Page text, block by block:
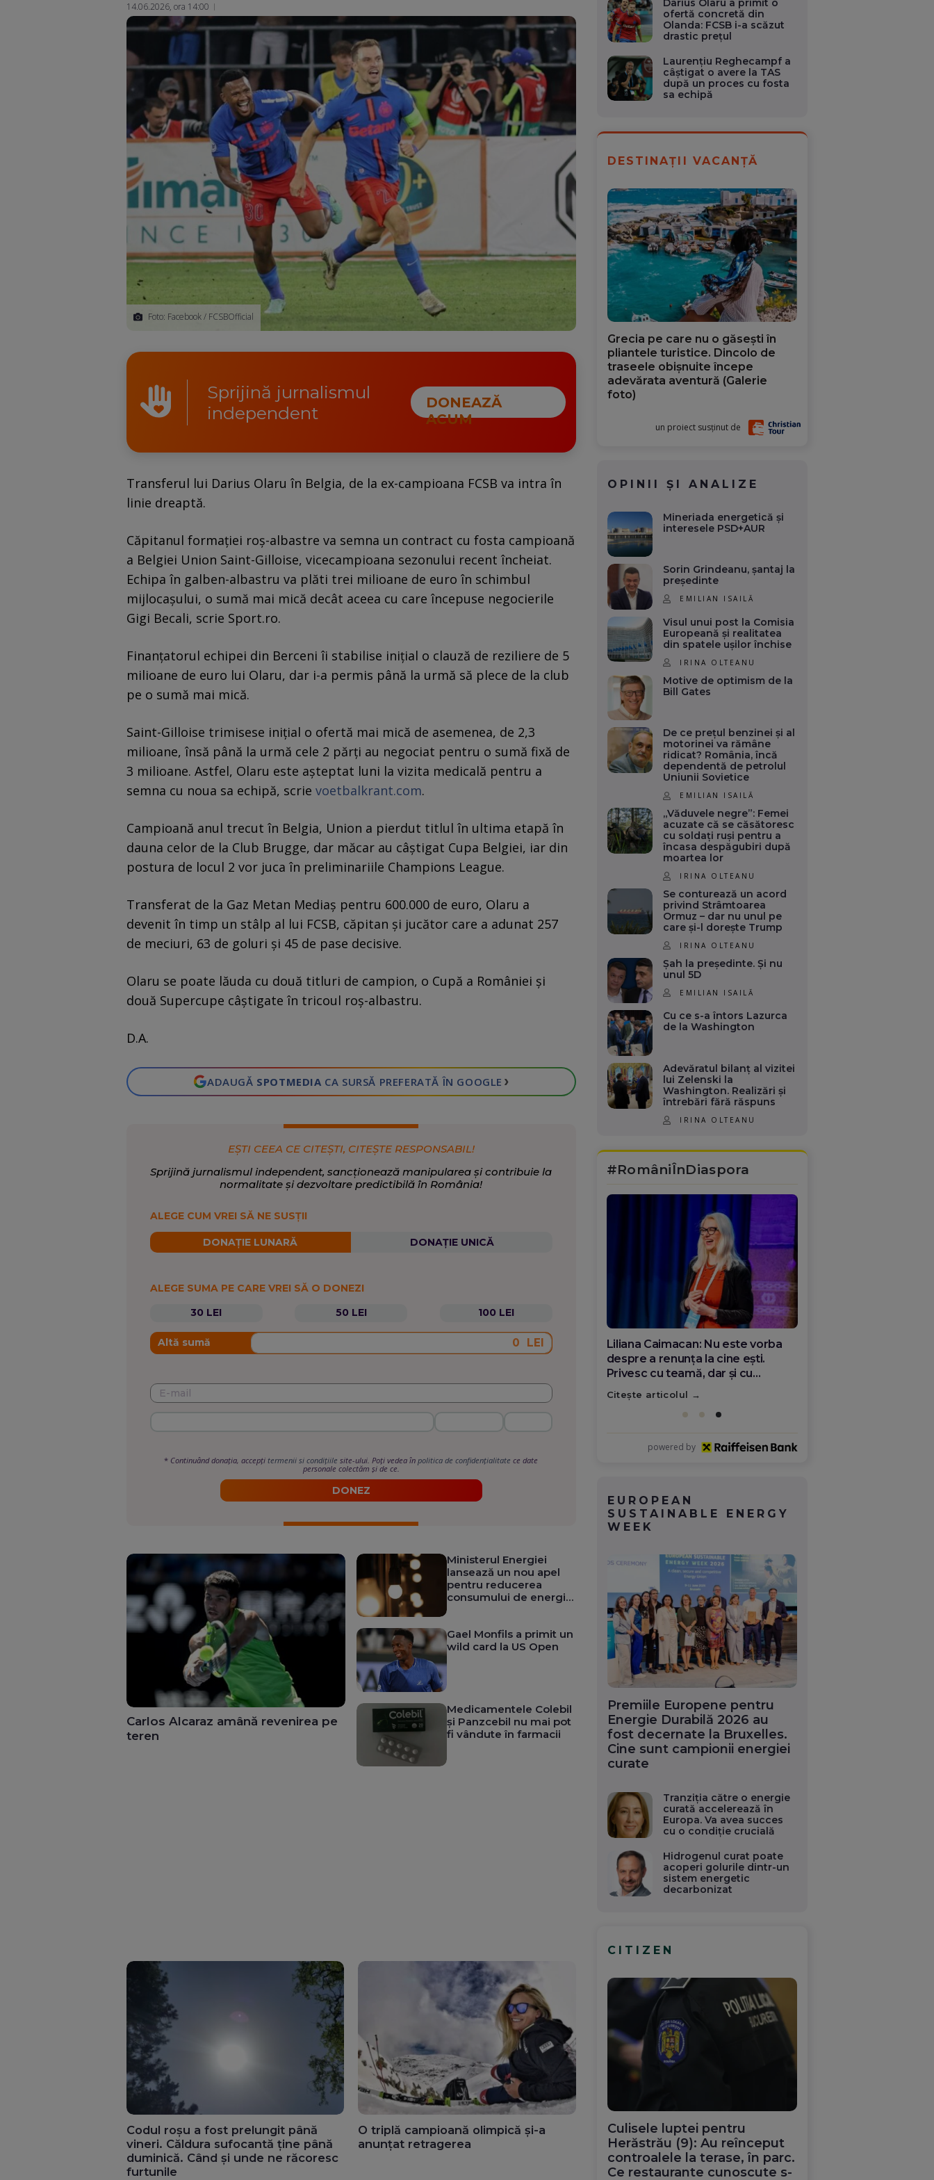
14.06.2026, ora 14:00
Foto: Facebook / FCSBOfficial
Sprijină jurnalismul
independent
DONEAZĂ
ACUM
Transferul lui Darius Olaru în Belgia, de la ex-campioana FCSB va intra în
linie dreaptă.
Căpitanul formației roș-albastre va semna un contract cu fosta campioană
a Belgiei Union Saint-Gilloise, vicecampioana sezonului recent încheiat.
Echipa în galben-albastru va plăti trei milioane de euro în schimbul
mijlocașului, o sumă mai mică decât aceea cu care începuse negocierile
Gigi Becali, scrie Sport.ro.
Finanțatorul echipei din Berceni îi stabilise inițial o clauză de reziliere de 5
milioane de euro lui Olaru, dar i-a permis până la urmă să plece de la club
pe o sumă mai mică.
Saint-Gilloise trimisese inițial o ofertă mai mică de asemenea, de 2,3
milioane, însă până la urmă cele 2 părți au negociat pentru o sumă fixă de
3 milioane. Astfel, Olaru este așteptat luni la vizita medicală pentru a
semna cu noua sa echipă, scrie voetbalkrant.com.
Campioană anul trecut în Belgia, Union a pierdut titlul în ultima etapă în
dauna celor de la Club Brugge, dar măcar au câștigat Cupa Belgiei, iar din
postura de locul 2 vor juca în preliminariile Champions League.
Transferat de la Gaz Metan Mediaș pentru 600.000 de euro, Olaru a
devenit în timp un stâlp al lui FCSB, căpitan și jucător care a adunat 257
de meciuri, 63 de goluri și 45 de pase decisive.
Olaru se poate lăuda cu două titluri de campion, o Cupă a României și
două Supercupe câștigate în tricoul roș-albastru.
D.A.
ADAUGĂ SPOTMEDIA CA SURSĂ PREFERATĂ ÎN GOOGLE ›
EȘTI CEEA CE CITEȘTI, CITEȘTE RESPONSABIL!
Sprijină jurnalismul independent, sancționează manipularea și contribuie la
normalitate și dezvoltare predictibilă în România!
ALEGE CUM VREI SĂ NE SUSȚII
DONAȚIE LUNARĂ DONAȚIE UNICĂ
ALEGE SUMA PE CARE VREI SĂ O DONEZI
30 LEI
50 LEI 100 LEI
Altă sumă LEI
* Continuând donația, accepțitermenii si condițiile site-ului. Poți vedea înpolitica de confidențialitate ce date
personale colectăm și de ce.
DONEZ
Carlos Alcaraz amână revenirea pe
teren
Ministerul Energiei
lansează un nou apel
pentru reducerea
consumului de energie
traversează o situație
energetică de criză
Gael Monfils a primit un
wild card la US Open
Medicamentele Colebil
și Panzcebil nu mai pot
fi vândute în farmacii
Codul roșu a fost prelungit până
vineri. Căldura sufocantă ține până
duminică. Când și unde ne răcoresc
furtunile
O triplă campioană olimpică și-a
anunțat retragerea
ofertă concretă din
Olanda: FCSB i-a scăzut
drastic prețul
Laurențiu Reghecampf a
câștigat o avere la TAS
după un proces cu fosta
sa echipă
DESTINAȚII VACANȚĂ
Grecia pe care nu o găsești în
pliantele turistice. Dincolo de
traseele obișnuite începe
adevărata aventură (Galerie
foto)
un proiect susținut de
OPINII ȘI ANALIZE
Mineriada energetică și
interesele PSD+AUR
Sorin Grindeanu, șantaj la
președinte
EMILIAN ISAILĂ
Visul unui post la Comisia
Europeană și realitatea
din spatele ușilor închise
IRINA OLTEANU
Motive de optimism de la
Bill Gates
De ce prețul benzinei și al
motorinei va rămâne
ridicat? România, încă
dependentă de petrolul
Uniunii Sovietice
EMILIAN ISAILĂ
„Văduvele negre”: Femei
acuzate că se căsătoresc
cu soldați ruși pentru a
încasa despăgubiri după
moartea lor
IRINA OLTEANU
Se conturează un acord
privind Strâmtoarea
Ormuz – dar nu unul pe
care și-l dorește Trump
IRINA OLTEANU
Șah la președinte. Și nu
unul 5D
EMILIAN ISAILĂ
Cu ce s-a întors Lazurca
de la Washington
Adevăratul bilanț al vizitei
lui Zelenski la
Washington. Realizări și
întrebări fără răspuns
IRINA OLTEANU
#RomâniÎnDiaspora
Diana Olar, românca de la Google
care demonstrează că diaspora
poate schimba România
Citește articolul
powered by
EUROPEAN
SUSTAINABLE ENERGY
WEEK
Premiile Europene pentru
Energie Durabilă 2026 au
fost decernate la Bruxelles.
Cine sunt campionii energiei
curate
Tranziția către o energie
curată accelerează în
Europa. Va avea succes
cu o condiție crucială
Hidrogenul curat poate
acoperi golurile dintr-un
sistem energetic
decarbonizat
CITIZEN
Culisele luptei pentru
Herăstrău (9): Au reînceput
controalele la terase, în parc.
Ce restaurante cunoscute s-